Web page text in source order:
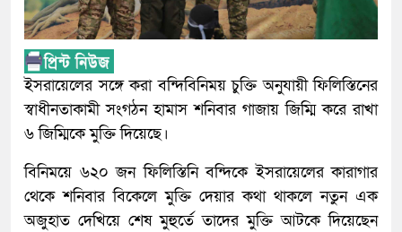
ইসরায়েলের সঙ্গে করা বন্দিবিনিময় চুক্তি অনুযায়ী ফিলিস্তিনের
স্বাধীনতাকামী সংগঠন হামাস শনিবার গাজায় জিম্মি করে রাখা
৬ জিম্মিকে মুক্তি দিয়েছে।
বিনিময়ে ৬২০ জন ফিলিস্তিনি বন্দিকে ইসরায়েলের কারাগার
থেকে শনিবার বিকেলে মুক্তি দেয়ার কথা থাকলে নতুন এক
অজুহাত দেখিয়ে শেষ মুহুর্তে তাদের মুক্তি আটকে দিয়েছেন